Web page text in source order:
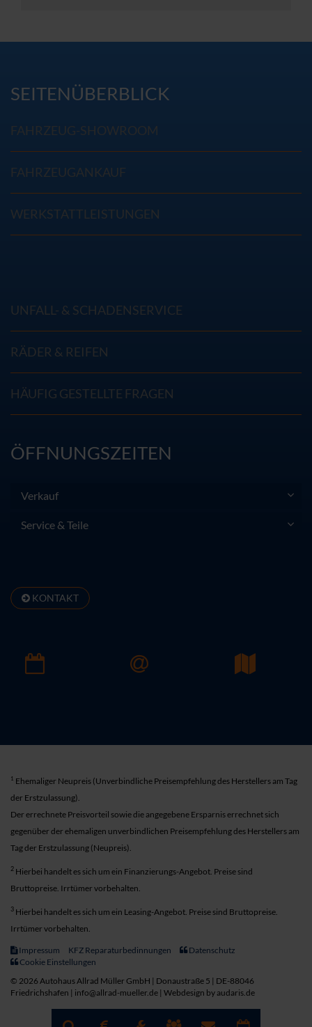
SEITENÜBERBLICK
FAHRZEUG-SHOWROOM
FAHRZEUGANKAUF
WERKSTATTLEISTUNGEN
UNFALL- & SCHADENSERVICE
RÄDER & REIFEN
HÄUFIG GESTELLTE FRAGEN
ÖFFNUNGSZEITEN
Verkauf
Service & Teile
KONTAKT
1 Ehemaliger Neupreis (Unverbindliche Preisempfehlung des Herstellers am Tag
der Erstzulassung).
Der errechnete Preisvorteil sowie die angegebene Ersparnis errechnet sich
gegenüber der ehemaligen unverbindlichen Preisempfehlung des Herstellers am
Tag der Erstzulassung (Neupreis).
2 Hierbei handelt es sich um ein Finanzierungs-Angebot. Preise sind
Bruttopreise. Irrtümer vorbehalten.
3 Hierbei handelt es sich um ein Leasing-Angebot. Preise sind Bruttopreise.
Irrtümer vorbehalten.
Impressum KFZ Reparaturbedinnungen
Datenschutz
Cookie Einstellungen
© 2026 Autohaus Allrad Müller GmbH | Donaustraße 5 | DE-88046
Friedrichshafen | info@allrad-mueller.de | Webdesign by audaris.de